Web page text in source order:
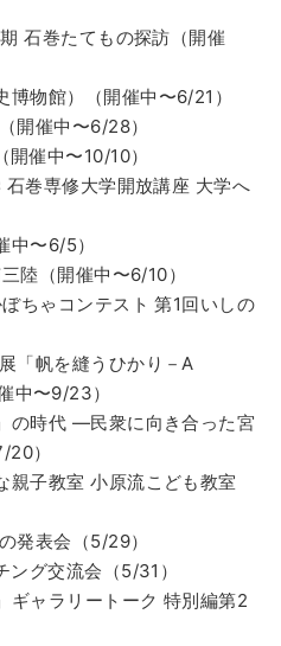
石巻たてもの探訪（開催
博物館）（開催中〜6/21）
開催中〜6/28）
催中〜10/10）
巻専修大学開放講座 大学へ
中〜6/5）
陸（開催中〜6/10）
ちゃコンテスト 第1回いしの
「帆を縫うひかり－A
中〜9/23）
の時代 ―民衆に向き合った宮
）
親子教室 小原流こども教室
発表会（5/29）
ング交流会（5/31）
ギャラリートーク 特別編第2